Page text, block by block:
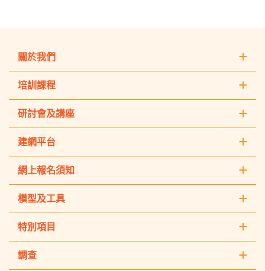
關於我們
培訓課程
研討會及講座
建網平台
網上報名須知
模型及工具
特別項目
調查